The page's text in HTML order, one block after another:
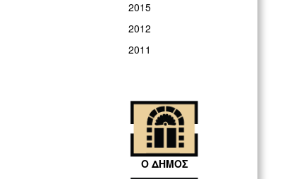
2015
2012
2011
Ο ΔΗΜΟΣ